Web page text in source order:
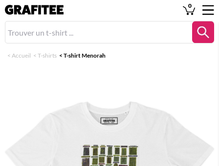
0
< Accueil < T-shirts < T-shirt Menorah